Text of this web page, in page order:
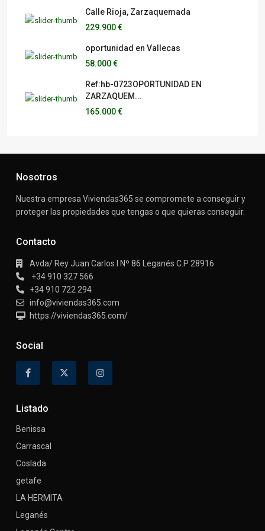
Calle Rioja, Zarzaquemada
229.900 €
oportunidad en Vallecas
58.000 €
Ref:hb-0723OPORTUNIDAD EN
ZARZAQUEM...
165.000 €
Nosotros
Nuestra empresa Viviendas365 se compromete a conseguir y
proteger las propiedades que tengas o que quieras conseguir.
Contacto
Avda/ Rey Juan Carlos I Nº 86 Leganés C.P 28916
+34 910 327 566
+34 910 722 294
info@viviendas365.com
https://viviendas365.com/
Social
Listado
Benissa
Carrascal
Coslada
getafe
LA HERMITA
Leganés